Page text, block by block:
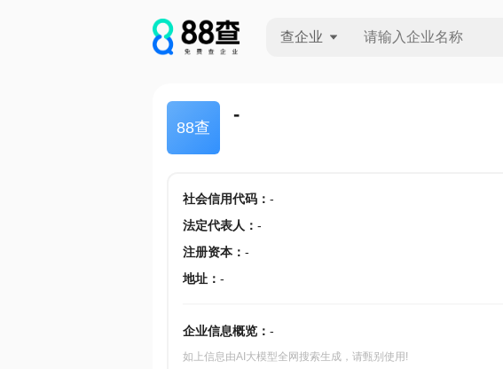
查企业
88查
-
社会信用代码： -
法定代表人 ： -
注册资本： -
地址： -
企业信息概览： -
如上信息由AI大模型全网搜索生成，请甄别使用!